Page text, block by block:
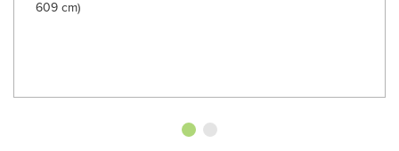
609 cm)